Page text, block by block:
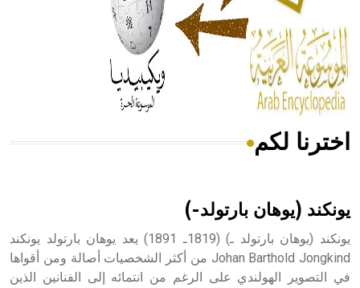
- هل تعلم أن المرجان إفراز حيواني يتكون في البحر ويتركب
من مادة كربونات الكلسيوم، وهو أحمر أو شديد الحمرة وهو
أجود أنواعه، ويمتاز بكبر الحجم ويسمى الش
هل تعلم أن الأبسيد كلمة فرنسية اللفظ تم اعتمادها مصطلحاً
- هل تعلم أن أبجر Abgar اسم معروف جيداً يعود إلى عدد من
اخترنا لكم
يونكند (يوهان بارتولد-)
يونكند (يوهان بارتولد ـ) (1819ـ 1891) يعد يوهان بارتولد يونكند
Johan Barthold Jongkind من أكثر الشخصيات أصالة ومن أقواها
في التصوير الهولندي على الرغم من انتمائه إلى الفنانين الذين